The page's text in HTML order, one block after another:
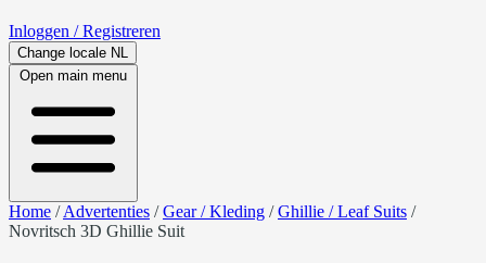
Inloggen / Registreren
Change locale NL
Open main menu
Home /Advertenties /Gear / Kleding /Ghillie / Leaf Suits /
Novritsch 3D Ghillie Suit